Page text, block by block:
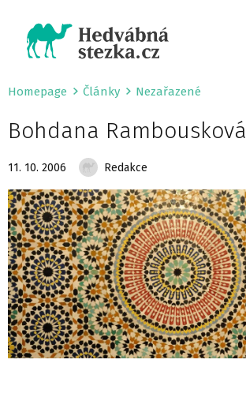
Homepage Články Nezařazené
Bohdana Rambousková
11. 10. 2006 Redakce